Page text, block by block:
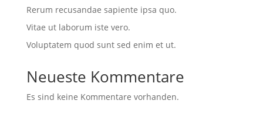
Rerum recusandae sapiente ipsa quo.
Vitae ut laborum iste vero.
Voluptatem quod sunt sed enim et ut.
Neueste Kommentare
Es sind keine Kommentare vorhanden.